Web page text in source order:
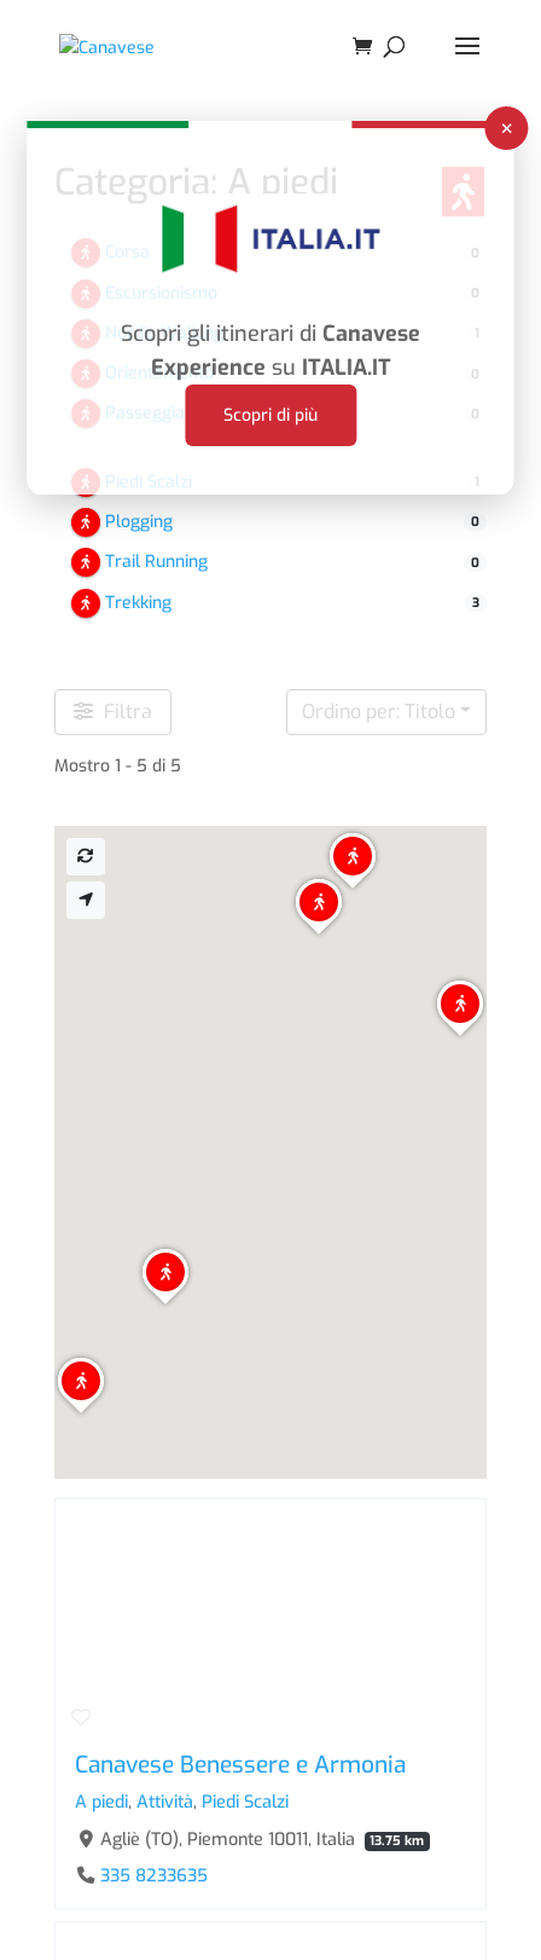
Categoria: A piedi
Corsa 0
Escursionismo 0
Nordic Walking 1
Orientamento 0
Passeggiata 0
Piedi Scalzi 1
Plogging 0
Trail Running 0
Trekking 3
Filtra
Mostro 1 - 5 di 5
Ordino per: Titolo
Canavese Benessere e Armonia
A piedi, Attività, Piedi Scalzi
Agliè (TO), Piemonte 10011, Italia
13.75 km
335 8233635
×
Scopri gli itinerari di Canavese
Experience su ITALIA.IT
Scopri di più